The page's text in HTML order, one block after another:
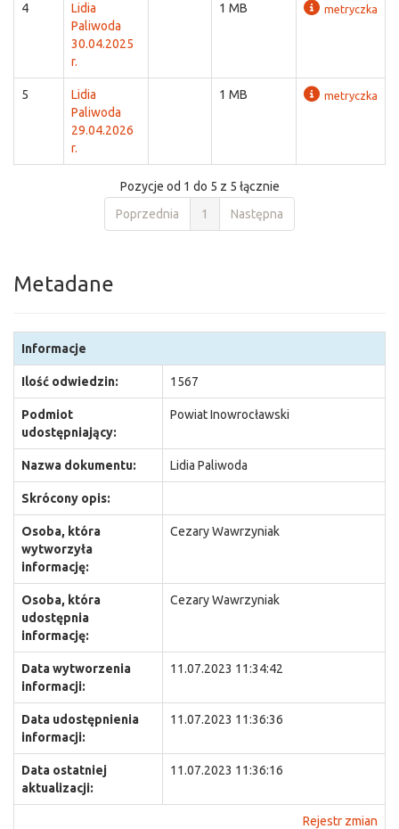
4
Lidia
Paliwoda
30.04.2025
r.
1 MB metryczka
5
Lidia
Paliwoda
29.04.2026
r.
1 MB metryczka
Pozycje od 1 do 5 z 5 łącznie
Poprzednia
1 Następna
Metadane
Informacje
Ilość odwiedzin: 1567
Podmiot
udostępniający:
Powiat Inowrocławski
Nazwa dokumentu: Lidia Paliwoda
Skrócony opis:
Osoba, która
wytworzyła
informację:
Cezary Wawrzyniak
Osoba, która
udostępnia
informację:
Cezary Wawrzyniak
Data wytworzenia
informacji:
11.07.2023 11:34:42
Data udostępnienia
informacji:
11.07.2023 11:36:36
Data ostatniej
aktualizacji:
11.07.2023 11:36:16
Rejestr zmian